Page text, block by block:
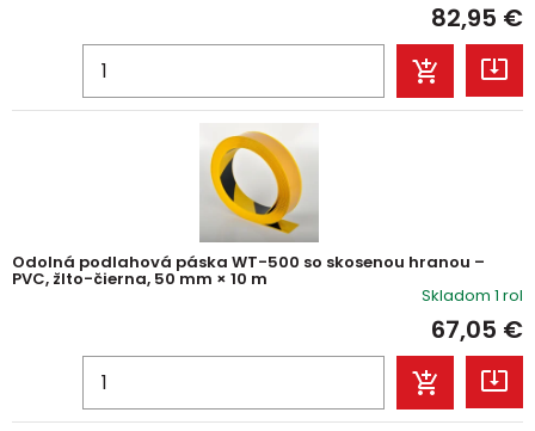
82,95 €
Odolná podlahová páska WT-500 so skosenou hranou –
PVC, žlto-čierna, 50 mm × 10 m
Skladom 1 rol
67,05 €